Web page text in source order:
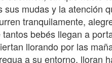
sus mudas y la atención
tranquilamente,
bebés llegan a
llorando por las
a su entorno, lloran